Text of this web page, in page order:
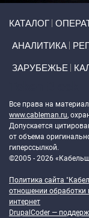
КАТАЛОГ
АНАЛИТИКА
ЗАРУБЕЖЬЕ
Все права на
www.cableman.ru,
Допускается
от объема
гиперссылкой.
©2005 - 2026
Политика сайта
отношении обработки
интернет
DrupalCoder —